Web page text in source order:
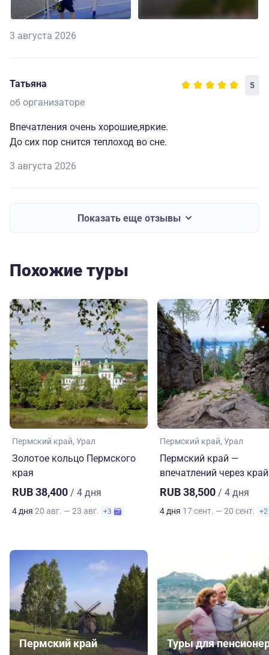
3 августа 2026
Татьяна 5
об организаторе
Впечатления очень хорошие,яркие.
До сих пор снится теплоход во сне.
3 августа 2026
Показать еще отзывы
Похожие туры
Пермский край Урал
Золотое кольцо Пермского
края
RUB 38,400 / 4 дня
4 дня 20 авг. — 23 авг. +3
Пермский край Урал
Пермский край —
впечатлений через край
RUB 38,500 / 4 дня
4 дня 17 сент. — 20 сент. +2
Пермский край Туры для